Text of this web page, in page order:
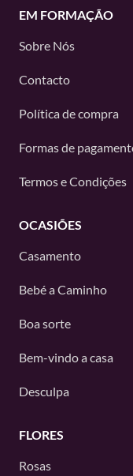
EM FORMAÇÃO
Sobre Nós
Contacto
Política de compra
Formas de
Termos e Condições
OCASIÕES
Casamento
Bebé a Caminho
Boa sorte
Bem-vindo a casa
Desculpa
FLORES
Rosas